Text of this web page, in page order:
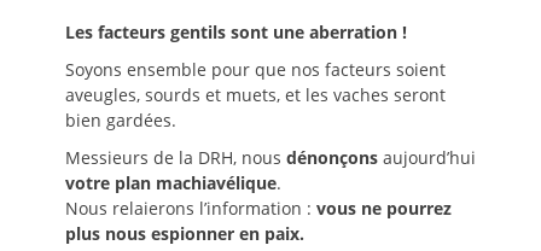
Les facteurs gentils sont une aberration !
Soyons ensemble pour que nos facteurs soient
aveugles, sourds et muets, et les vaches seront
bien gardées.
Messieurs de la DRH, nous dénonçons aujourd’hui
votre plan machiavélique.
Nous relaierons l’information : vous ne pourrez
plus nous espionner en paix.